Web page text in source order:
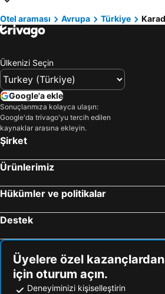
Ege Bölgesi Otelleri
Yunanistan Otelleri
Thassos Island Otelleri
İstanbul Çevresi Otelleri
Maldivler Otelleri
Afyonkarahisar Çevresi Otelleri
Otel araması Avrupa Türkiye
Ülkenizi Seçin
Google'a ekle
Sonuçlarımıza kolayca ulaşın:
Google'da trivago'yu tercih edilen
kaynaklar arasına ekleyin.
Şirket
Ürünlerimiz
Hükümler ve politikalar
Destek
Üyelere özel
için oturum açın.
Deneyiminizi kişiselleştirin